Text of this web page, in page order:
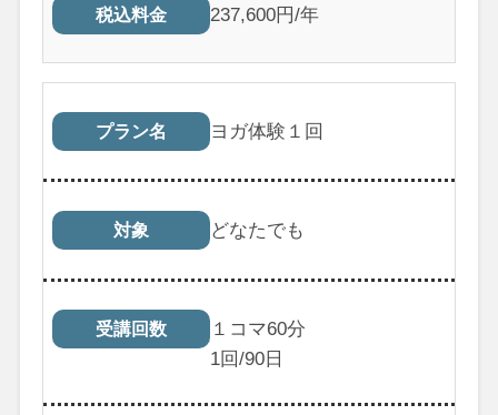
税込料金 237,600円/年
プラン名 ヨガ体験１回
対象 どなたでも
受講回数
１コマ60分
1回/90日